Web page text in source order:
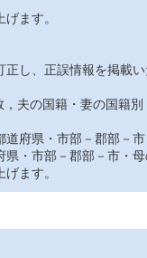
ます。
し、正誤情報を掲載い
の国籍・妻の国籍別
県・市部－郡部－市
市部－郡部－市・母
ます。